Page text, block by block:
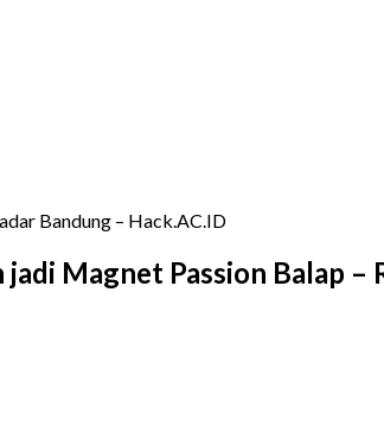
Bandung – Hack.AC.ID
Magnet Passion Balap –